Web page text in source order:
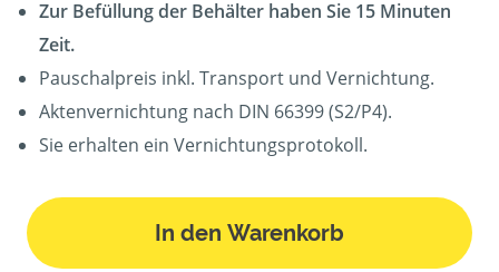
Zur Befüllung der Behälter haben Sie 15 Minuten
Zeit.
Pauschalpreis inkl. Transport und Vernichtung.
Aktenvernichtung nach DIN 66399 (S2/P4).
Sie erhalten ein Vernichtungsprotokoll.
In den Warenkorb